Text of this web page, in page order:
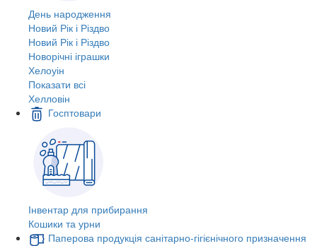
День народження
Новий Рік і Різдво
Новий Рік і Різдво
Новорічні іграшки
Хелоуін
Показати всі
Хелловін
Госптовари
Інвентар для прибирання
Кошики та урни
Паперова продукція санітарно-гігієнічного призначення